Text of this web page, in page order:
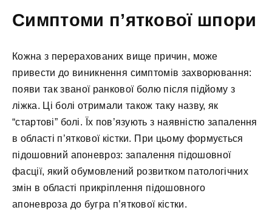
Симптоми п’яткової шпори
Кожна з перерахованих вище причин, може
привести до виникнення симптомів захворювання:
появи так званої ранкової болю після підйому з
ліжка. Ці болі отримали також таку назву, як
“стартові” болі. Їх пов’язують з наявністю запалення
в області п’яткової кістки. При цьому формується
підошовний апоневроз: запалення підошовної
фасції, який обумовлений розвитком патологічних
змін в області прикріплення підошовного
апоневроза до бугра п’яткової кістки.